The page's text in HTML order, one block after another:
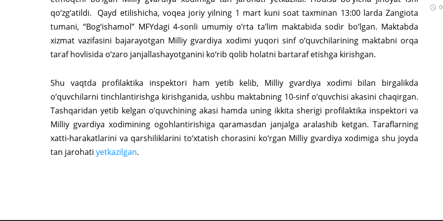
qo‘zg‘atildi. Qayd etilishicha, voqea joriy yilning 1 mart kuni soat taxminan 13:00 larda Zangiota
tumani, “Bog‘ishamol” MFYdagi 4-sonli umumiy o‘rta ta’lim maktabida sodir bo‘lgan. Maktabda
xizmat vazifasini bajarayotgan Milliy gvardiya xodimi yuqori sinf o‘quvchilarining maktabni orqa
taraf hovlisida o‘zaro janjallashayotganini ko‘rib qolib holatni bartaraf etishga kirishgan.
Shu vaqtda profilaktika inspektori ham yetib kelib, Milliy gvardiya xodimi bilan birgalikda
o‘quvchilarni tinchlantirishga kirishganida, ushbu maktabning 10-sinf o‘quvchisi akasini chaqirgan.
Tashqaridan yetib kelgan o‘quvchining akasi hamda uning ikkita sherigi profilaktika inspektori va
Milliy gvardiya xodimining ogohlantirishiga qaramasdan janjalga aralashib ketgan. Taraflarning
xatti-harakatlarini va qarshiliklarini to‘xtatish chorasini ko‘rgan Milliy gvardiya xodimiga shu joyda
tan jarohati yetkazilgan.